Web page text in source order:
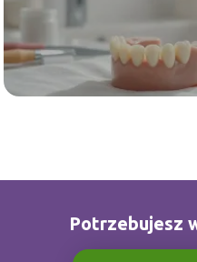
Potrzebujesz